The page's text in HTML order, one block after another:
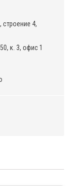
строение 4,
к. 3, офис 1